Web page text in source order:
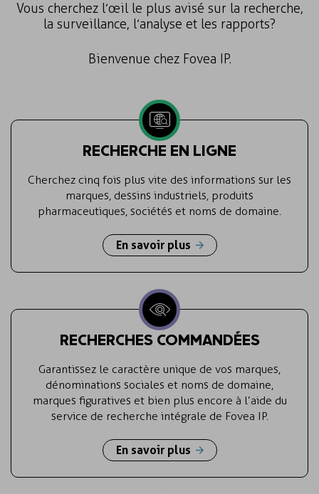
Vous cherchez l’œil le plus avisé sur la recherche,
la surveillance, l’analyse et les rapports ?
Bienvenue chez Fovea IP.
RECHERCHE EN LIGNE
Cherchez cinq fois plus vite des informations sur les
marques, dessins industriels, produits
pharmaceutiques, sociétés et noms de domaine.
En savoir plus
RECHERCHES COMMANDÉES
Garantissez le caractère unique de vos marques,
dénominations sociales et noms de domaine,
marques figuratives et bien plus encore à l’aide du
service de recherche intégrale de Fovea IP.
En savoir plus